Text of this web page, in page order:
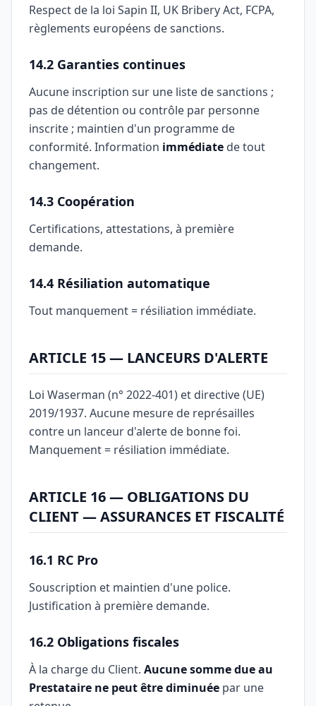
Respect de la loi Sapin II, UK Bribery Act, FCPA,
règlements européens de sanctions.
14.2 Garanties continues
Aucune inscription sur une liste de sanctions ;
pas de détention ou contrôle par personne
inscrite ; maintien d'un programme de
conformité. Information immédiate de tout
changement.
14.3 Coopération
Certifications, attestations, à première
demande.
14.4 Résiliation automatique
Tout manquement = résiliation immédiate.
ARTICLE 15 — LANCEURS D'ALERTE
Loi Waserman (n° 2022-401) et directive (UE)
2019/1937. Aucune mesure de représailles
contre un lanceur d'alerte de bonne foi.
Manquement = résiliation immédiate.
ARTICLE 16 — OBLIGATIONS DU
CLIENT — ASSURANCES ET FISCALITÉ
16.1 RC Pro
Souscription et maintien d'une police.
Justification à première demande.
16.2 Obligations fiscales
À la charge du Client. Aucune somme due au
Prestataire ne peut être diminuée par une